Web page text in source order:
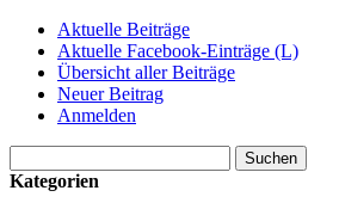
Aktuelle Beiträge
Aktuelle Facebook-Einträge (L)
Übersicht aller Beiträge
Neuer Beitrag
Anmelden
nach:
Kategorien